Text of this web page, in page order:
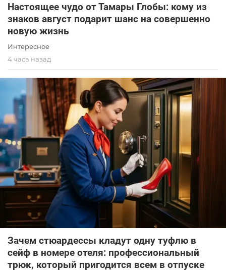
Настоящее чудо от Тамары Глобы: кому из
знаков август подарит шанс на совершенно
новую жизнь
Интересное
4 часа назад
Зачем стюардессы кладут одну туфлю в
сейф в номере отеля: профессиональный
трюк, который пригодится всем в отпуске